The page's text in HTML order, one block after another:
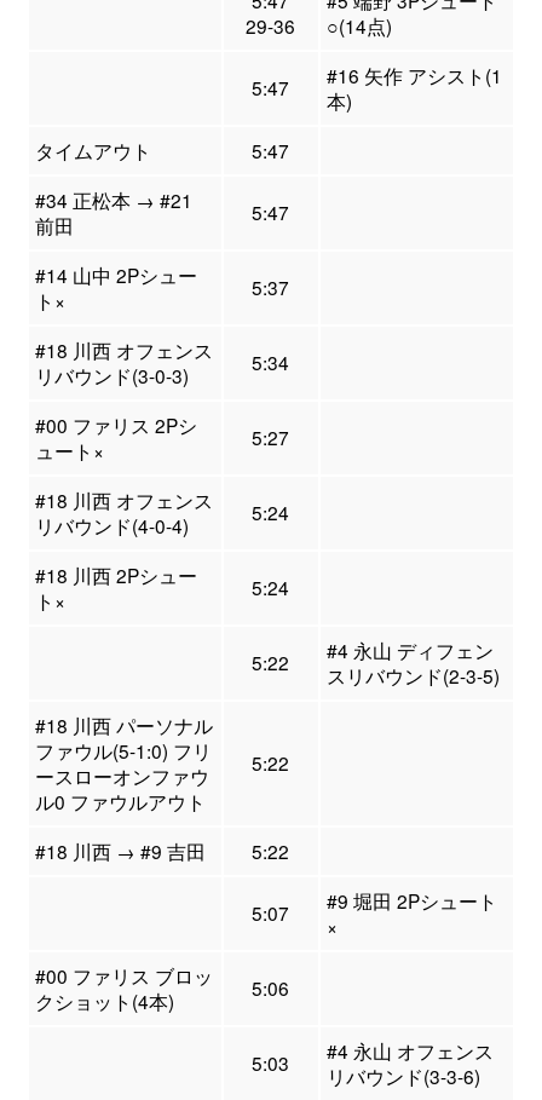
29-36
○(14点)
5:47
#16 矢作 アシスト(1
本)
タイムアウト
5:47
#34 正松本 → #21
前田
5:47
#14 山中 2Pシュー
ト×
5:37
#18 川西 オフェンス
リバウンド(3-0-3)
5:34
#00 ファリス 2Pシ
ュート×
5:27
#18 川西 オフェンス
リバウンド(4-0-4)
5:24
#18 川西 2Pシュー
ト×
5:24
5:22
#4 永山 ディフェン
スリバウンド(2-3-5)
#18 川西 パーソナル
ファウル(5-1:0) フリ
ースローオンファウ
ル0 ファウルアウト
5:22
#18 川西 → #9 吉田 5:22
5:07
#9 堀田 2Pシュート
×
#00 ファリス ブロッ
クショット(4本)
5:06
5:03
#4 永山 オフェンス
リバウンド(3-3-6)